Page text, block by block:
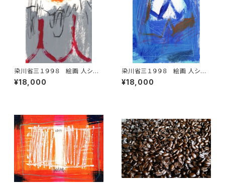
染川省三１９９８ 絵画 人シリ
ーズ 3
¥18,000
染川省三１９９８ 絵画 人シリ
ーズ 6
¥18,000